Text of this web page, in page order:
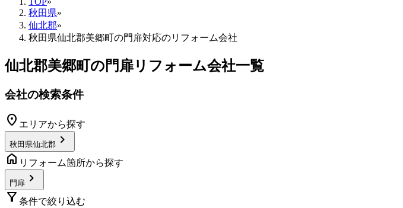
秋田県»
仙北郡»
秋田県仙北郡美郷町の門扉対応のリフォーム会社
仙北郡美郷町の門扉リフォーム会社一覧
会社の検索条件
location_on エリアから探す
秋田県仙北郡 chevron_right
home リフォーム箇所から探す
門扉 chevron_right
filter_alt 条件で絞り込む